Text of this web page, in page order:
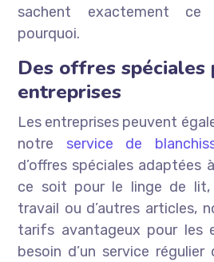
sachent exactement
pourquoi.
Des offres spéciales
entreprises
Les entreprises peuvent
notre service de
d’offres spéciales adaptées
ce soit pour le linge de lit,
travail ou d’autres articles,
tarifs avantageux pour les
besoin d’un service